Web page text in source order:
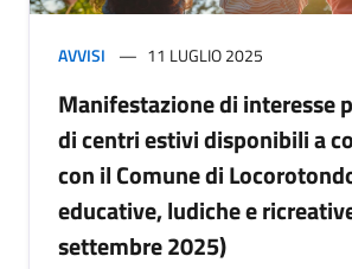
AVVISI 11 LUGLIO 2025
Manifestazione di interesse
di centri estivi disponibili a
con il Comune di
educative, ludiche e
settembre 2025)